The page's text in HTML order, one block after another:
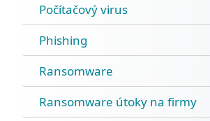
Počítačový virus
Phishing
Ransomware
Ransomware útoky na firmy